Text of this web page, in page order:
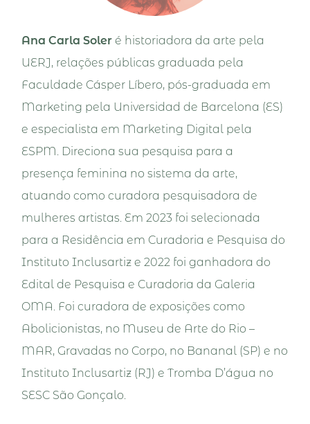
Ana Carla Soler é historiadora da arte pela
UERJ, relações públicas graduada pela
Faculdade Cásper Líbero, pós-graduada em
Marketing pela Universidad de Barcelona (ES)
e especialista em Marketing Digital pela
ESPM. Direciona sua pesquisa para a
presença feminina no sistema da arte,
atuando como curadora pesquisadora de
mulheres artistas. Em 2023 foi selecionada
para a Residência em Curadoria e Pesquisa do
Instituto Inclusartiz e 2022 foi ganhadora do
Edital de Pesquisa e Curadoria da Galeria
OMA. Foi curadora de exposições como
Abolicionistas, no Museu de Arte do Rio –
MAR, Gravadas no Corpo, no Bananal (SP) e no
Instituto Inclusartiz (RJ) e Tromba D’água no
SESC São Gonçalo.